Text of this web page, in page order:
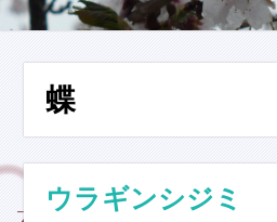
蝶
ウラギンシジミ